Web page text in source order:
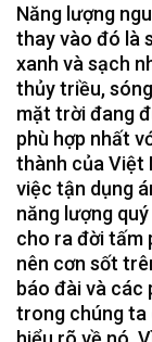
Năng lượng
thay vào đó là
xanh và sạch
thủy triều,
mặt trời đang
phù hợp nhất
thành của Việt
việc tận dụng
năng lượng
cho ra đời tấm
nên cơn sốt
báo đài và các
trong chúng ta